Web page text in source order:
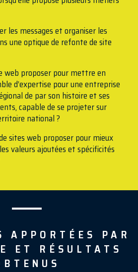
les messages et organiser les
une optique de refonte de site
web proposer pour mettre en
d’expertise pour une entreprise
de par son histoire et ses
capable de se projeter sur
national ?
sites web proposer pour mieux
valeurs ajoutées et spécificités
APPORTÉES PAR
ET RÉSULTATS